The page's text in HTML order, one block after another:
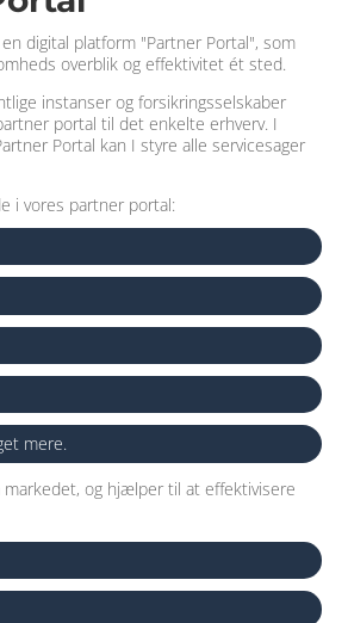
digital platform "Partner Portal", som
overblik og effektivitet ét sted.
instanser og forsikringsselskaber
portal til det enkelte erhverv. I
Portal kan I styre alle servicesager
i vores partner portal:
mere.
markedet, og hjælper til at effektivisere